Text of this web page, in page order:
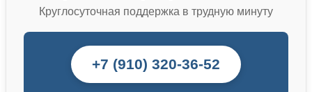
Круглосуточная поддержка в трудную минуту
+7 (910) 320-36-52